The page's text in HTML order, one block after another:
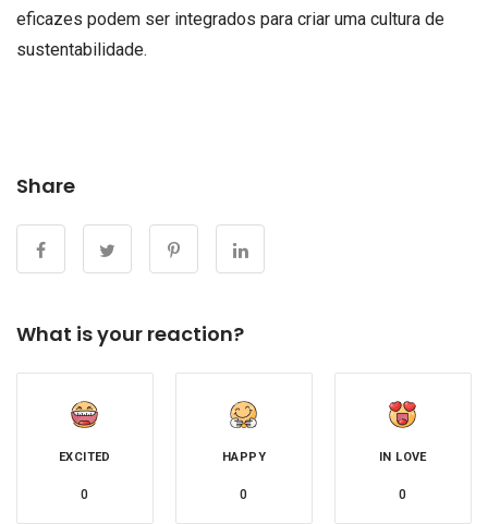
eficazes podem ser integrados para criar uma cultura de
sustentabilidade.
Share
What is your reaction?
EXCITED
0
HAPPY
0
IN LOVE
0